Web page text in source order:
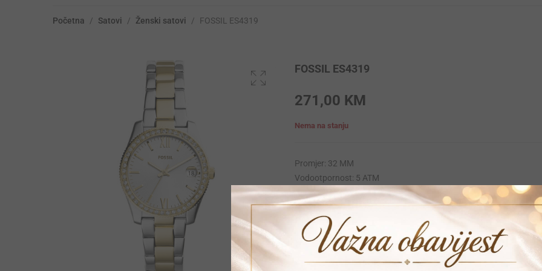
Početna / Satovi / Ženski satovi / FOSSIL ES4319
FOSSIL ES4319
271,00 KM
Nema na stanju
Promjer: 32 MM
Vodootpornost: 5 ATM
Krunica: Obicna
Materijal narukvice: Stainless-steel
Materijal kucista: Stainless-steel
Mehanizam: Quartz
Garancija: 24 mjeseca
Vrijeme dostave: 1-2 dana